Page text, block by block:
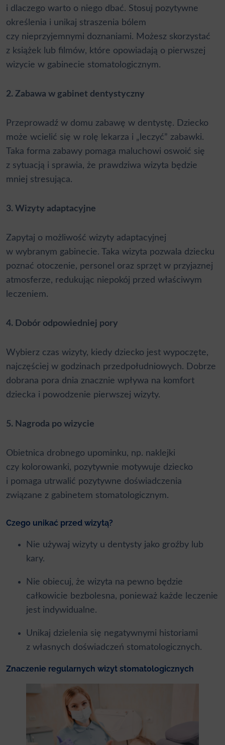
i dlaczego warto o niego dbać. Stosuj pozytywne
określenia i unikaj straszenia bólem
czy nieprzyjemnymi doznaniami. Możesz skorzystać
z książek lub filmów, które opowiadają o pierwszej
wizycie w gabinecie stomatologicznym.
2. Zabawa w gabinet dentystyczny
Przeprowadź w domu zabawę w dentystę. Dziecko
może wcielić się w rolę lekarza i „leczyć” zabawki.
Taka forma zabawy pomaga maluchowi oswoić się
z sytuacją i sprawia, że prawdziwa wizyta będzie
mniej stresująca.
3. Wizyty adaptacyjne
Zapytaj o możliwość wizyty adaptacyjnej
w wybranym gabinecie. Taka wizyta pozwala dziecku
poznać otoczenie, personel oraz sprzęt w przyjaznej
atmosferze, redukując niepokój przed właściwym
leczeniem.
4. Dobór odpowiedniej pory
Wybierz czas wizyty, kiedy dziecko jest wypoczęte,
najczęściej w godzinach przedpołudniowych. Dobrze
dobrana pora dnia znacznie wpływa na komfort
dziecka i powodzenie pierwszej wizyty.
5. Nagroda po wizycie
Obietnica drobnego upominku, np. naklejki
czy kolorowanki, pozytywnie motywuje dziecko
i pomaga utrwalić pozytywne doświadczenia
związane z gabinetem stomatologicznym.
Czego unikać przed wizytą?
Nie używaj wizyty u dentysty jako groźby lub
kary.
Nie obiecuj, że wizyta na pewno będzie
całkowicie bezbolesna, ponieważ każde leczenie
jest indywidualne.
Unikaj dzielenia się negatywnymi historiami
z własnych doświadczeń stomatologicznych.
Znaczenie regularnych wizyt stomatologicznych